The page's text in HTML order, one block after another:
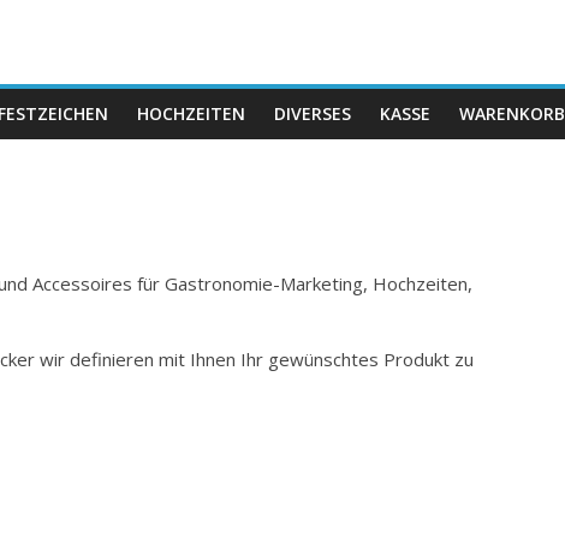
HOCHZEITEN DIVERSES KASSE WARENKORB
Accessoires für Gastronomie-Marketing, Hochzeiten,
wir definieren mit Ihnen Ihr gewünschtes Produkt zu